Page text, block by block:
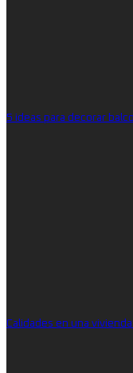
5 ideas para decorar
Calidades en una